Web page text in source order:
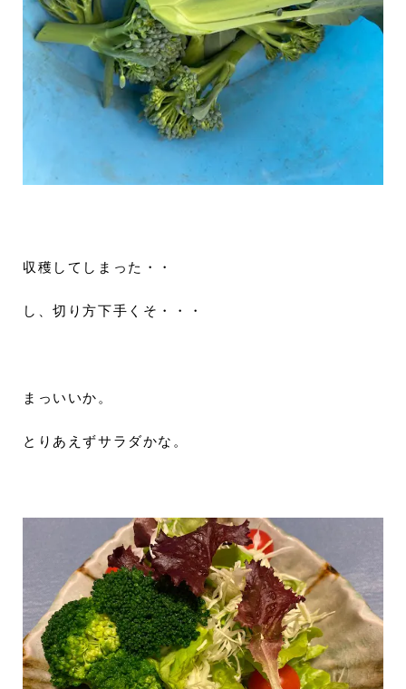
収穫してしまった・・
し、切り方下手くそ・・・
まっいいか。
とりあえずサラダかな。